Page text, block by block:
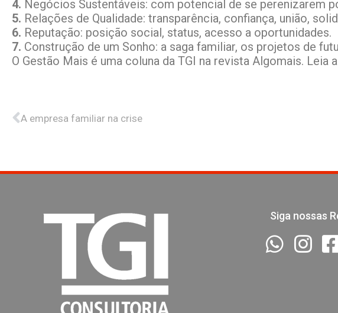
4. Negócios Sustentáveis: com potencial de se perenizarem
5. Relações de Qualidade: transparência, confiança, união,
6. Reputação: posição social, status, acesso a oportunidades.
7. Construção de um Sonho: a saga familiar, os projetos de
O Gestão Mais é uma coluna da TGI na revista Algomais. Leia
Anterior
A empresa familiar na crise
Siga nossas